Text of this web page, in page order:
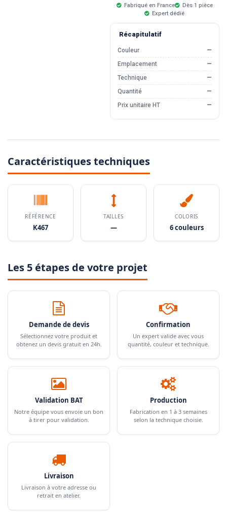
Fabriqué en France
Dès 1 pièce
Expert dédié
Récapitulatif
Couleur
—
Emplacement
—
Technique
—
Quantité
—
Prix unitaire HT
—
Caractéristiques techniques
RÉFÉRENCE
K467
TAILLES
—
COLORIS
6 couleurs
Les 5 étapes de votre projet
Demande de devis
Sélectionnez votre produit et
obtenez un devis gratuit en 24h.
Confirmation
Un expert valide avec vous
quantité, couleur et technique.
Validation BAT
Notre équipe vous envoie un bon
à tirer pour validation.
Production
Fabrication en 1 à 3 semaines
selon la technique choisie.
Livraison
Livraison à votre adresse ou
retrait en atelier.